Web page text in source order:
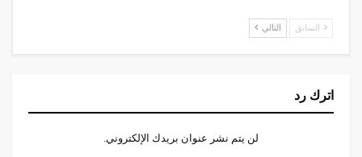
السابق التالي
اترك رد
لن يتم نشر عنوان بريدك الإلكتروني.